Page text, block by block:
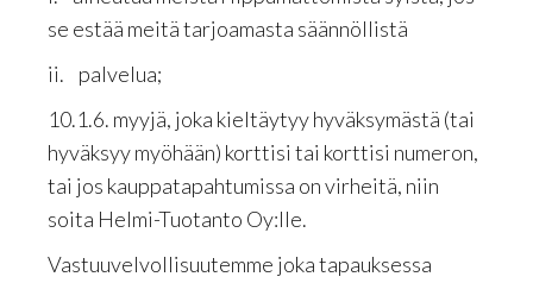
se estää meitä tarjoamasta säännöllistä
ii. palvelua;
10.1.6. myyjä, joka kieltäytyy hyväksymästä (tai
hyväksyy myöhään) korttisi tai korttisi numeron,
tai jos kauppatapahtumissa on virheitä, niin
soita Helmi-Tuotanto Oy:lle.
Vastuuvelvollisuutemme joka tapauksessa